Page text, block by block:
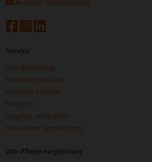
Anbieter-Registrierung
Service
24h-Betreuung
Seniorenprodukte
Anbieter suchen
Magazin
Angebot anfordern
Newsletter-Anmeldung
24h-Pflege vergleichen